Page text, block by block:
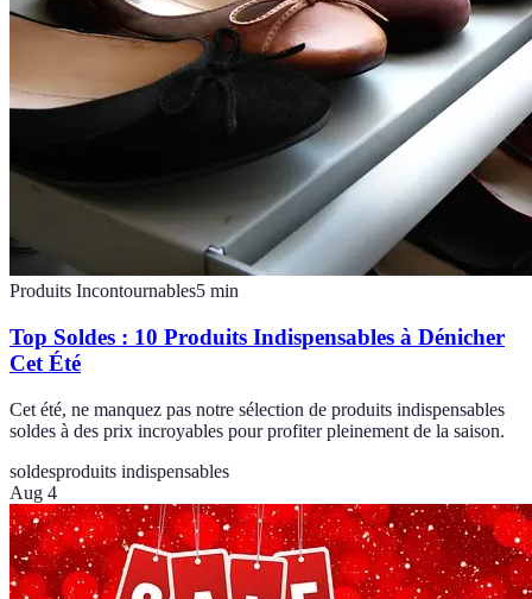
Produits Incontournables5 min
Top Soldes : 10 Produits Indispensables à Dénicher
Cet Été
Cet été, ne manquez pas notre sélection de produits indispensables
soldes à des prix incroyables pour profiter pleinement de la saison.
soldesproduits indispensables
Aug 4